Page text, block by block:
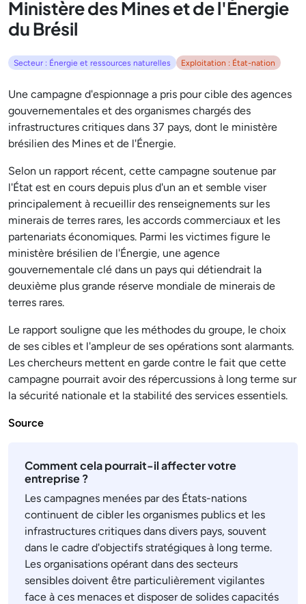
Ministère des Mines et de l'Énergie
du Brésil
Secteur : Énergie et ressources naturelles Exploitation : État-nation
Une campagne d'espionnage a pris pour cible des agences
gouvernementales et des organismes chargés des
infrastructures critiques dans 37 pays, dont le ministère
brésilien des Mines et de l'Énergie.
Selon un rapport récent, cette campagne soutenue par
l'État est en cours depuis plus d'un an et semble viser
principalement à recueillir des renseignements sur les
minerais de terres rares, les accords commerciaux et les
partenariats économiques. Parmi les victimes figure le
ministère brésilien de l'Énergie, une agence
gouvernementale clé dans un pays qui détiendrait la
deuxième plus grande réserve mondiale de minerais de
terres rares.
Le rapport souligne que les méthodes du groupe, le choix
de ses cibles et l'ampleur de ses opérations sont alarmants.
Les chercheurs mettent en garde contre le fait que cette
campagne pourrait avoir des répercussions à long terme sur
la sécurité nationale et la stabilité des services essentiels.
Source
Comment cela pourrait-il affecter votre
entreprise ?
Les campagnes menées par des États-nations
continuent de cibler les organismes publics et les
infrastructures critiques dans divers pays, souvent
dans le cadre d'objectifs stratégiques à long terme.
Les organisations opérant dans des secteurs
sensibles doivent être particulièrement vigilantes
face à ces menaces et disposer de solides capacités